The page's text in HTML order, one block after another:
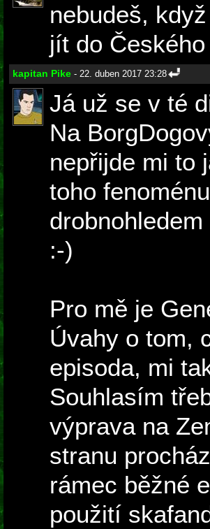
nebudeš,
jít do
kapitan Pike - 22. duben 2017 23:28
Já už se v té
Na
nepřijde mi to
toho
:-)
Pro mě je
Úvahy o tom,
episoda, mi
Souhlasím
výprava na
stranu
rámec běžné
použití